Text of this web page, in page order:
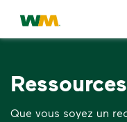
skip to main content
skip to footer
Waste Management
Que vous soyez un